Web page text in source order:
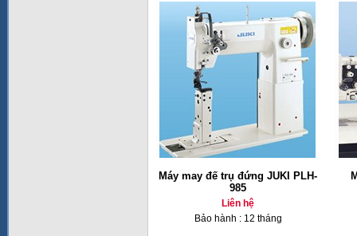
Máy may đế trụ đứng JUKI PLH-
985
Liên hệ
Bảo hành : 12 tháng